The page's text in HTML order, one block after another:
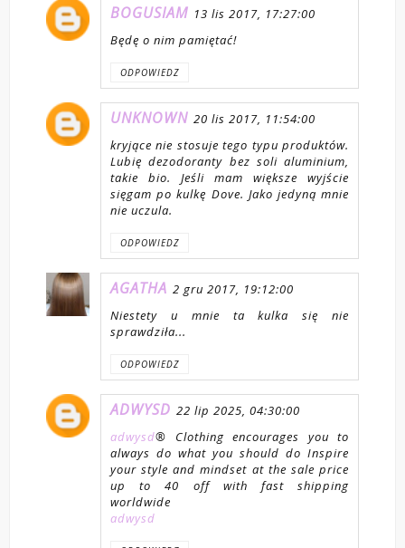
BOGUSIAM 13 lis 2017, 17:27:00
Będę o nim pamiętać!
ODPOWIEDZ
UNKNOWN 20 lis 2017, 11:54:00
kryjące nie stosuje tego typu produktów.
Lubię dezodoranty bez soli aluminium,
takie bio. Jeśli mam większe wyjście
sięgam po kulkę Dove. Jako jedyną mnie
nie uczula.
ODPOWIEDZ
AGATHA 2 gru 2017, 19:12:00
Niestety u mnie ta kulka się nie
sprawdziła...
ODPOWIEDZ
ADWYSD 22 lip 2025, 04:30:00
adwysd® Clothing encourages you to
always do what you should do Inspire
your style and mindset at the sale price
up to 40 off with fast shipping
worldwide
adwysd